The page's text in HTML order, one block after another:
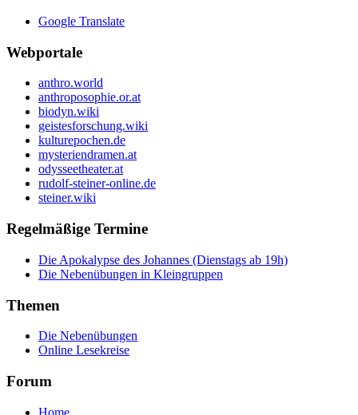
Google Translate
Webportale
anthro.world
anthroposophie.or.at
biodyn.wiki
geistesforschung.wiki
kulturepochen.de
mysteriendramen.at
odysseetheater.at
rudolf-steiner-online.de
steiner.wiki
Regelmäßige Termine
Die Apokalypse des Johannes (Dienstags ab 19h)
Die Nebenübungen in Kleingruppen
Themen
Die Nebenübungen
Online Lesekreise
Forum
Home